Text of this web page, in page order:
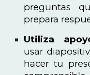
preguntas
prepara
Utiliza
usar
hacer tu